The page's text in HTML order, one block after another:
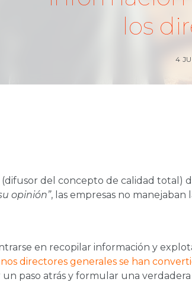
los
4
del concepto de calidad total)
opinión”, las empresas no
en recopilar información y
directores generales se han
un paso atrás y formular una